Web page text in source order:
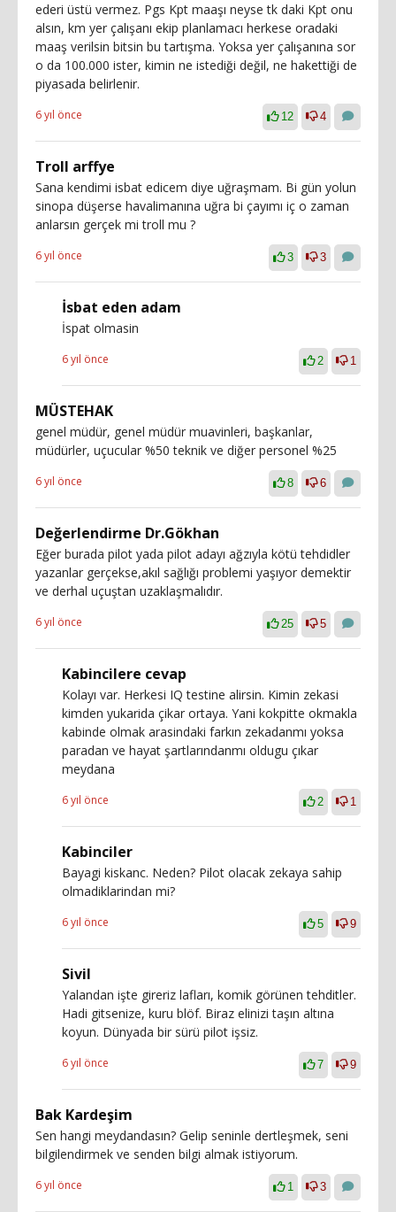
ederi üstü vermez. Pgs Kpt maaşı neyse tk daki Kpt onu
alsın, km yer çalışanı ekip planlamacı herkese oradaki
maaş verilsin bitsin bu tartışma. Yoksa yer çalışanına sor
o da 100.000 ister, kimin ne istediği değil, ne hakettiği de
piyasada belirlenir.
6 yıl önce 12 4
Troll arffye
Sana kendimi isbat edicem diye uğraşmam. Bi gün yolun
sinopa düşerse havalimanına uğra bi çayımı iç o zaman
anlarsın gerçek mi troll mu ?
6 yıl önce 3 3
İsbat eden adam
İspat olmasin
6 yıl önce 2 1
MÜSTEHAK
genel müdür, genel müdür muavinleri, başkanlar,
müdürler, uçucular %50 teknik ve diğer personel %25
6 yıl önce 8 6
Değerlendirme Dr.Gökhan
Eğer burada pilot yada pilot adayı ağzıyla kötü tehdidler
yazanlar gerçekse,akıl sağlığı problemi yaşıyor demektir
ve derhal uçuştan uzaklaşmalıdır.
6 yıl önce 25 5
Kabincilere cevap
Kolayı var. Herkesi IQ testine alirsin. Kimin zekasi
kimden yukarida çikar ortaya. Yani kokpitte okmakla
kabinde olmak arasindaki farkın zekadanmı yoksa
paradan ve hayat şartlarındanmı oldugu çıkar
meydana
6 yıl önce 2 1
Kabinciler
Bayagi kiskanc. Neden? Pilot olacak zekaya sahip
olmadiklarindan mi?
6 yıl önce 5 9
Sivil
Yalandan işte gireriz lafları, komik görünen tehditler.
Hadi gitsenize, kuru blöf. Biraz elinizi taşın altına
koyun. Dünyada bir sürü pilot işsiz.
6 yıl önce 7 9
Bak Kardeşim
Sen hangi meydandasın? Gelip seninle dertleşmek, seni
bilgilendirmek ve senden bilgi almak istiyorum.
6 yıl önce 1 3